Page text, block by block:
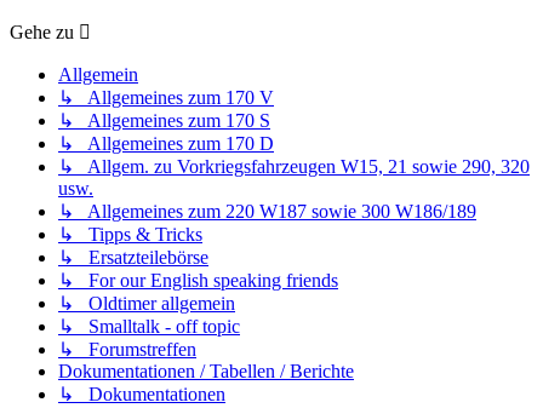
Gehe zu
Allgemein
↳ Allgemeines zum 170 V
↳ Allgemeines zum 170 S
↳ Allgemeines zum 170 D
↳ Allgem. zu Vorkriegsfahrzeugen W15, 21 sowie 290, 320
usw.
↳ Allgemeines zum 220 W187 sowie 300 W186/189
↳ Tipps & Tricks
↳ Ersatzteilebörse
↳ For our English speaking friends
↳ Oldtimer allgemein
↳ Smalltalk - off topic
↳ Forumstreffen
Dokumentationen / Tabellen / Berichte
↳ Dokumentationen